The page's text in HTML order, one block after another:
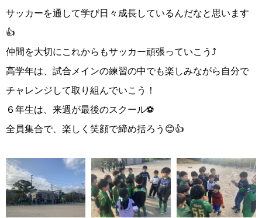
サッカーを通して学び日々成長しているんだなと思います
👍
仲間を大切にこれからもサッカー頑張っていこう⤴️
高学年は、試合メインの練習の中でも楽しみながら自分で
チャレンジして取り組んでいこう！
６年生は、来週が最後のスクール⚽️
全員集合で、楽しく笑顔で締め括ろう😊👍